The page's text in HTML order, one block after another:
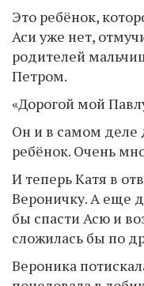
Это ребёнок,
Аси уже нет,
родителей
Петром.
«Дорогой мой
Он и в самом деле
ребёнок. Очень
И теперь Катя в
Вероничку. А еще
бы спасти Асю и
сложилась бы по
Вероника